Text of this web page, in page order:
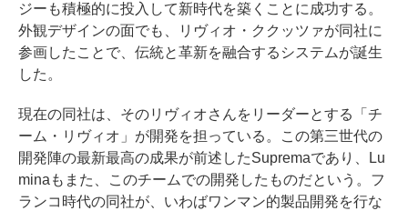
ジーも積極的に投入して新時代を築くことに成功する。
外観デザインの面でも、リヴィオ・ククッツァが同社に
参画したことで、伝統と革新を融合するシステムが誕生
した。
現在の同社は、そのリヴィオさんをリーダーとする「チ
ーム・リヴィオ」が開発を担っている。この第三世代の
開発陣の最新最高の成果が前述したSupremaであり、Lu
minaもまた、このチームでの開発したものだという。フ
ランコ時代の同社が、いわばワンマン的製品開発を行な